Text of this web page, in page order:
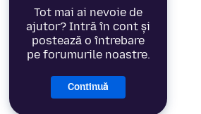
Tot mai ai nevoie de
ajutor? Intră în cont și
postează o întrebare
pe forumurile noastre.
Continuă